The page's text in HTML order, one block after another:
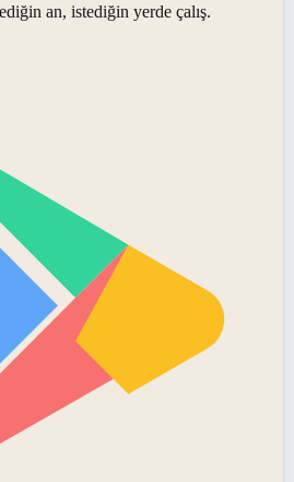
an, istediğin yerde çalış.